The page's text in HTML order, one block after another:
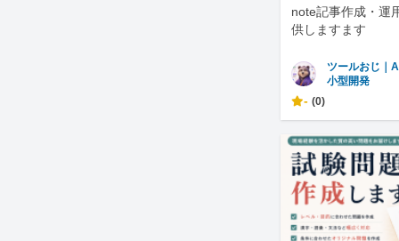
note記事作成・運
供しますます
ツールおじ｜
小型開発
- (0)